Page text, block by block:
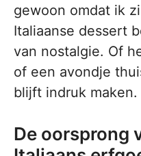
gewoon omdat ik
Italiaanse dessert
van nostalgie. Of
of een avondje
blijft indruk maken.
De oorsprong